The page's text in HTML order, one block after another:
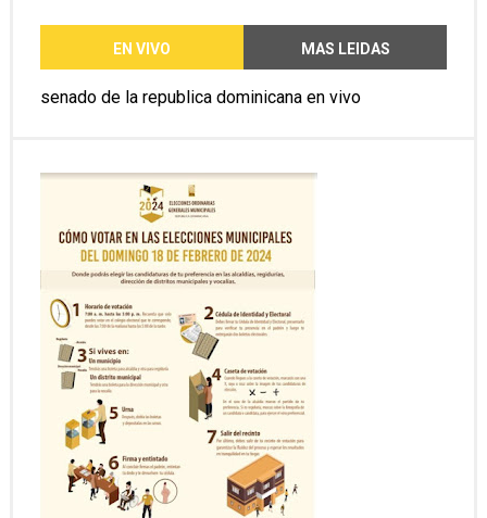
EN VIVO MAS LEIDAS
senado de la republica dominicana en vivo